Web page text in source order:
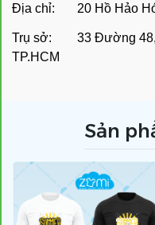
Địa chỉ: 20 Hồ Hảo
Trụ sở: 33 Đường 48,
TP.HCM
Sản